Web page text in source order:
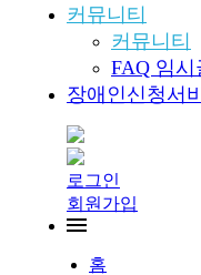
커뮤니티
커뮤니티
FAQ 임시
장애인신청서
로그인
회원가입
홈